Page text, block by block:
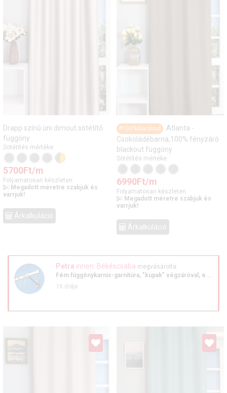
Drapp színű üni dimout sötétítő
függöny
Sötétítés mértéke:
5700Ft/m
Folyamatosan készleten.
Megadott méretre szabjuk és
varrjuk!
Árkalkuláció
#100%blackout
Atlanta -
Csokoládébarna,100% fényzáró
blackout függöny
Sötétítés mértéke:
6990Ft/m
Folyamatosan készleten.
Megadott méretre szabjuk és
varrjuk!
Árkalkuláció
Petra innen: Békéscsaba megvásárolta:
Fém függönykarnis-garnitúra, "kupak" végzáróval, e...
16 órája